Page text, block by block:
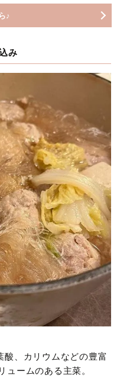
♪
み
酸、カリウムなどの豊富
ュームのある主菜。